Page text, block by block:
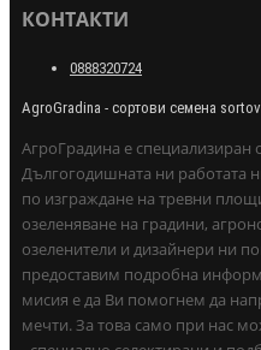
КОНТАКТИ
0888320724
AgroGradina - сортови семена
АгроГрадина е специализиран
Дългогодишната ни работата
по изграждане на тревни
озеленяване на градини,
озеленители и дизайнери ни
предоставим подробна
мисия е да Ви помогнем да
мечти. За това само при нас